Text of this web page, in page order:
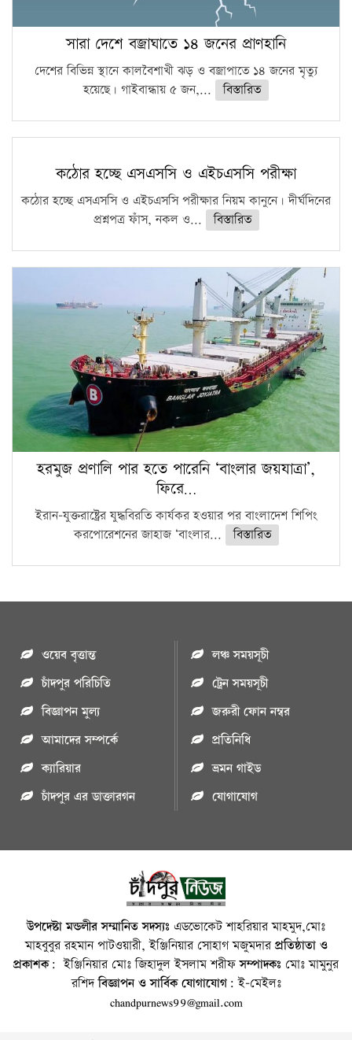
সারা দেশে বজ্রাঘাতে ১৪ জনের প্রাণহানি
দেশের বিভিন্ন স্থানে কালবৈশাখী ঝড় ও বজ্রাপাতে ১৪ জনের মৃত্যু
হয়েছে। গাইবান্ধায় ৫ জন,...
বিস্তারিত
কঠোর হচ্ছে এসএসসি ও এইচএসসি পরীক্ষা
কঠোর হচ্ছে এসএসসি ও এইচএসসি পরীক্ষার নিয়ম কানুনে। দীর্ঘদিনের
প্রশ্নপত্র ফাঁস, নকল ও...
বিস্তারিত
হরমুজ প্রণালি পার হতে পারেনি ‘বাংলার জয়যাত্রা’,
ফিরে…
ইরান-যুক্তরাষ্ট্রের যুদ্ধবিরতি কার্যকর হওয়ার পর বাংলাদেশ শিপিং
করপোরেশনের জাহাজ ‘বাংলার...
বিস্তারিত
ওয়েব বৃত্তান্ত
চাঁদপুর পরিচিতি
বিজ্ঞাপন মুল্য
আমাদের সম্পর্কে
ক্যারিয়ার
চাঁদপুর এর ডাক্তারগন
লঞ্চ সময়সূচী
ট্রেন সময়সূচী
জরুরী ফোন নম্বর
প্রতিনিধি
ভ্রমন গাইড
যোগাযোগ
উপদেষ্টা মন্ডলীর সম্মানিত সদস্যঃ এডভোকেট শাহরিয়ার মাহমুদ,মোঃ
মাহবুবুর রহমান পাটওয়ারী, ইঞ্জিনিয়ার সোহাগ মজুমদারপ্রতিষ্ঠাতা ও
প্রকাশক: ইঞ্জিনিয়ার মোঃ জিহাদুল ইসলাম শরীফসম্পাদকঃ মোঃ মামুনুর
রশিদবিজ্ঞাপন ও সার্বিক যোগাযোগ: ই-মেইলঃ
chandpurnews99@gmail.com